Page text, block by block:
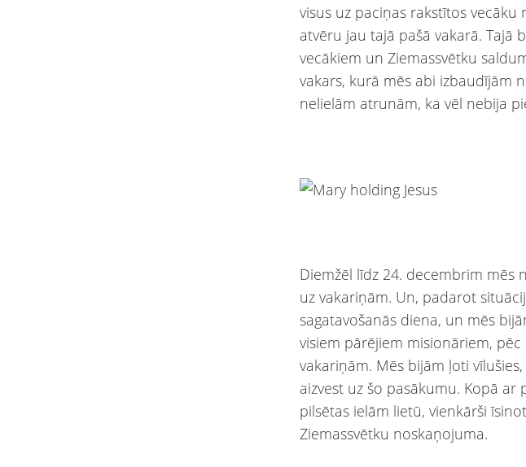
visus uz paciņas rakstītos
atvēru jau tajā pašā vakarā. Tajā
vecākiem un Ziemassvētku
vakars, kurā mēs abi izbaudījām
nelielām atrunām, ka vēl nebija
Diemžēl līdz 24. decembrim mēs
uz vakariņām. Un, padarot
sagatavošanās diena, un mēs
visiem pārējiem misionāriem,
vakariņām. Mēs bijām ļoti
aizvest uz šo pasākumu. Kopā
pilsētas ielām lietū, vienkārši
Ziemassvētku noskaņojuma.